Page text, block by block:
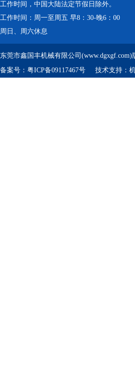
工作时间，中国大陆法定节假日除外。
工作时间：周一至周五 早8：30-晚6：00
周日、周六休息
东莞市鑫国丰机械有限公司(www.dgxgf.com)
备案号： 粤ICP备09117467号 技术支持：